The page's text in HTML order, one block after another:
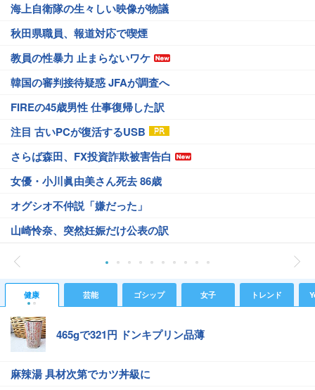
海上自衛隊の生々しい映像が物議
秋田県職員、報道対応で喫煙
教員の性暴力 止まらないワケ
韓国の審判接待疑惑 JFAが調査へ
FIREの45歳男性 仕事復帰した訳
注目 古いPCが復活するUSB
さらば森田、FX投資詐欺被害告白
女優・小川眞由美さん死去 86歳
オグシオ不仲説「嫌だった」
山崎怜奈、突然妊娠だけ公表の訳
健康 芸能 ゴシップ 女子 トレンド
465gで321円 ドンキプリン品薄
麻辣湯 具材次第でカツ丼級に